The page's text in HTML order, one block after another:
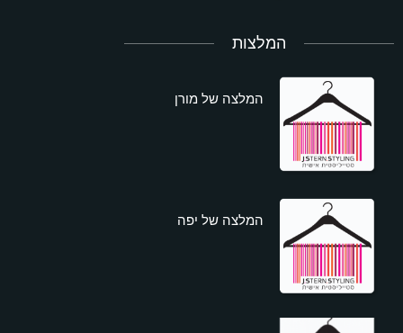
המלצות
המלצה של מורן
המלצה של יפה